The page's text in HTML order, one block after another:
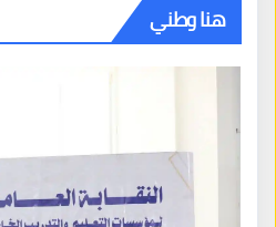
هنا وطني